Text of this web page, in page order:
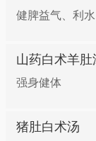
白术10克，
粥成入药汁和
健脾益气、利水
山药白术羊肚
强身健体
猪肚白术汤